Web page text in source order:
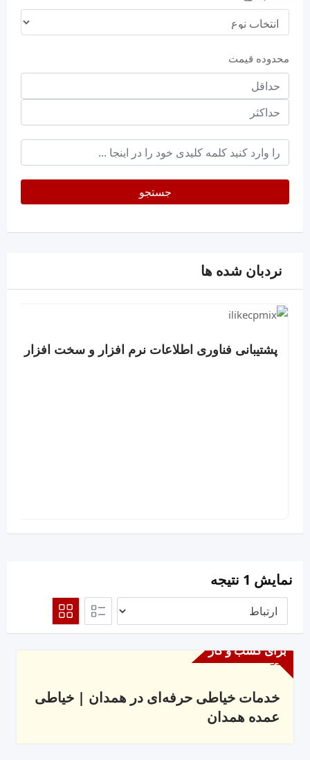
محدوده قیمت
حداقل
قیمت
حداکثر
keyword
جستجو
نردبان شده ها
پشتیبانی فناوری اطلاعات نرم افزار و سخت افزار
نمایش 1 نتیجه
برای کسب و کار
خدمات خیاطی حرفه‌ای در همدان | خیاطی
عمده همدان